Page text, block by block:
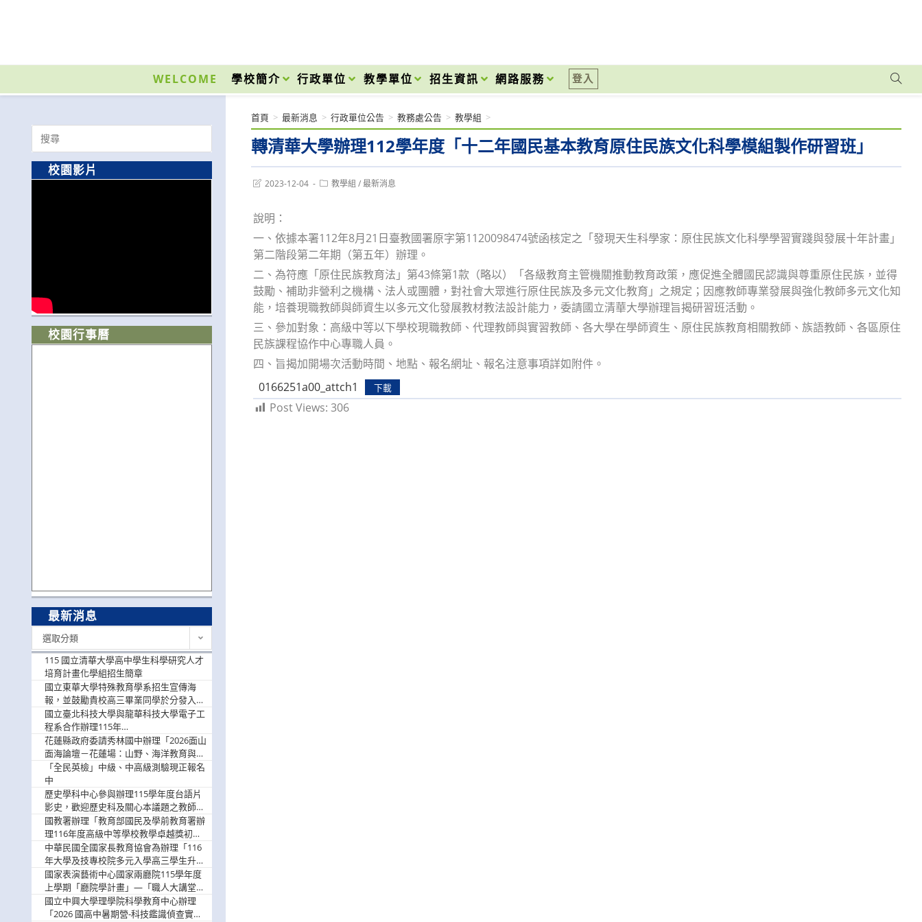
內
WELCOME 學校簡介 行政單位 教學單位 招生資訊 網路服務 登入
轉清華大學辦理112學年度「十二年國民基本教育原住民族文化科學模組製作研習班」
首頁 > 最新消息 > 行政單位公告 > 教務處公告 > 教學組 >
Post2023-12-04
Post教學組 / 最新消息
說明：
一、依據本署112年8月21日臺教國署原字第1120098474號函核定之「發現天生科學家：原住民族文化科學學習實踐與發展十年計畫」
第二階段第二年期（第五年）辦理。
二、為符應「原住民族教育法」第43條第1款（略以）「各級教育主管機關推動教育政策，應促進全體國民認識與尊重原住民族，並得
鼓勵、補助非營利之機構、法人或團體，對社會大眾進行原住民族及多元文化教育」之規定；因應教師專業發展與強化教師多元文化知
能，培養現職教師與師資生以多元文化發展教材教法設計能力，委請國立清華大學辦理旨揭研習班活動。
三、參加對象：高級中等以下學校現職教師、代理教師與實習教師、各大學在學師資生、原住民族教育相關教師、族語教師、各區原住
民族課程協作中心專職人員。
四、旨揭加開場次活動時間、地點、報名網址、報名注意事項詳如附件。
0166251a00_attch1
下載
Post Views: 306
Search
for:
校園影片
校園行事曆
最新消息
選取分類
115 國立清華大學高中學生科學研究人才
培育計畫化學組招生簡章
國立東華大學特殊教育學系招生宣傳海
報，並鼓勵貴校高三畢業同學於分發入學
階段踴躍選填。
國立臺北科技大學與龍華科技大學電子工
程系合作辦理115年
「115.08.10~08.12「AI賦能應用於智慧半
導體研習營」，歡迎學生踴躍報名參加
花蓮縣政府委請秀林國中辦理「2026面山
面海論壇－花蓮場：山野、海洋教育與戶
外安全實務課程」，歡迎踴躍報名參加
「全民英檢」中級、中高級測驗現正報名
中
歷史學科中心參與辦理115學年度台語片
影史，歡迎歷史科及關心本議題之教師踴
躍報名參加
國教署辦理「教育部國民及學前教育署辦
理116年度高級中等學校教學卓越獎初選
實施計畫」，鼓勵教師踴躍報名
中華民國全國家長教育協會為辦理「116
年大學及技專校院多元入學高三學生升學
輔導家長說明會」
國家表演藝術中心國家兩廳院115學年度
上學期「廳院學計畫」—「職人大講堂」
及「一日體驗課程」，鼓勵踴躍報名參
與。
國立中興大學理學院科學教育中心辦理
「2026 國高中暑期營-科技鑑識偵查實戰